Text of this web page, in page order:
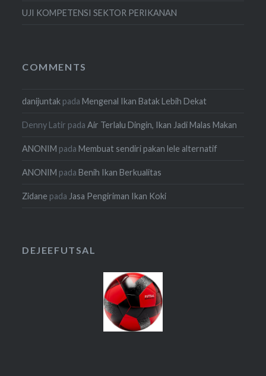
UJI KOMPETENSI SEKTOR PERIKANAN
COMMENTS
danijuntak padaMengenal Ikan Batak Lebih Dekat
Denny Latir padaAir Terlalu Dingin, Ikan Jadi Malas Makan
ANONIM padaMembuat sendiri pakan lele alternatif
ANONIM padaBenih Ikan Berkualitas
Zidane pada Jasa Pengiriman Ikan Koki
DEJEEFUTSAL